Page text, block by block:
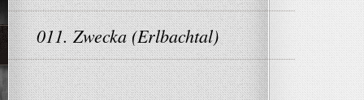
011. Zwecka (Erlbachtal)